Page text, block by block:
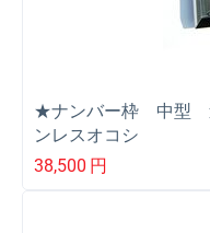
★ナンバー枠 中型
ンレスオコシ
38,500 円